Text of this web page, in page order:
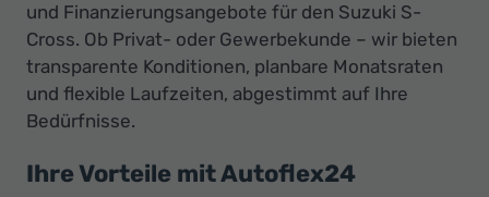
und Finanzierungsangebote für den Suzuki S-
Cross. Ob Privat- oder Gewerbekunde – wir bieten
transparente Konditionen, planbare Monatsraten
und flexible Laufzeiten, abgestimmt auf Ihre
Bedürfnisse.
Ihre Vorteile mit Autoflex24